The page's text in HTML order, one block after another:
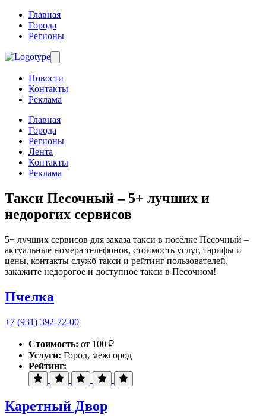
Главная
Города
Регионы
Новости
Контакты
Реклама
Главная
Города
Регионы
Лента
Контакты
Реклама
Такси Песочный– 5+ лучших и
недорогих сервисов
5+ лучших сервисов для заказа такси в посёлке Песочный –
актуальные номера телефонов, стоимость услуг, тарифы и
цены, контакты служб такси и рейтинг пользователей,
закажите недорогое и доступное такси в Песочном!
Пчелка
+7 (931) 392-72-00
Стоимость: от 100 ₽
Услуги: Город, межгород
Рейтинг:
Каретный Двор